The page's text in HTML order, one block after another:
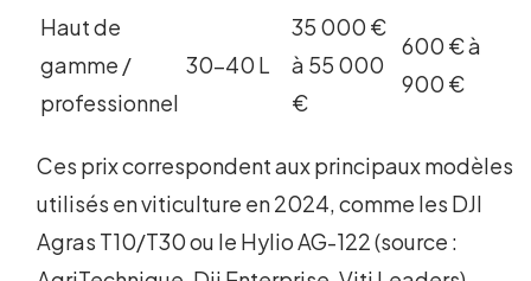
Haut de
gamme /
professionnel
30-40 L
35 000 €
à 55 000
€
600 € à
900 €
Ces prix correspondent aux principaux modèles
utilisés en viticulture en 2024, comme les DJI
Agras T10/T30 ou le Hylio AG-122 (source :